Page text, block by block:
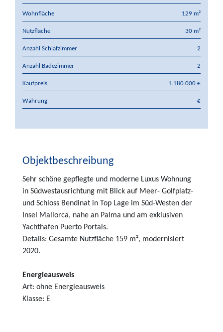
Wohnfläche 129 m²
Nutzfläche 30 m²
Anzahl Schlafzimmer 2
Anzahl Badezimmer 2
Kaufpreis 1.180.000 €
Währung €
Objektbeschreibung
Sehr schöne gepflegte und moderne Luxus Wohnung
in Südwestausrichtung mit Blick auf Meer- Golfplatz-
und Schloss Bendinat in Top Lage im Süd-Westen der
Insel Mallorca, nahe an Palma und am exklusiven
Yachthafen Puerto Portals.
Details: Gesamte Nutzfläche 159 m², modernisiert
2020.
Energieausweis
Art: ohne Energieausweis
Klasse: E